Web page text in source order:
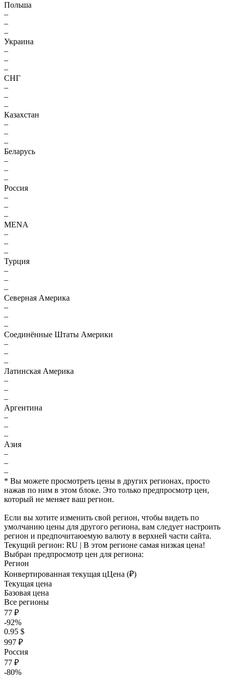
Польша
–
–
–
Украина
–
–
–
СНГ
–
–
–
Казахстан
–
–
–
Беларусь
–
–
–
Россия
–
–
–
MENA
–
–
–
Турция
–
–
–
Северная Америка
–
–
–
Соединённые Штаты Америки
–
–
–
Латинская Америка
–
–
–
Аргентина
–
–
–
Азия
–
–
–
* Вы можете просмотреть цены в других регионах, просто
нажав по ним в этом блоке. Это только предпросмотр цен,
который не меняет ваш регион.
Если вы хотите изменить свой регион, чтобы видеть по
умолчанию цены для другого региона, вам следует настроить
регион и предпочитаюемую валюту в верхней части сайта.
Текущий регион: RU | В этом регионе самая низкая цена!
Выбран предпросмотр цен для региона:
Регион
Конвертированная текущая цЦена (₽)
Текущая цена
Базовая цена
Все регионы
77 ₽
-92%
0.95 $
997 ₽
Россия
77 ₽
-80%